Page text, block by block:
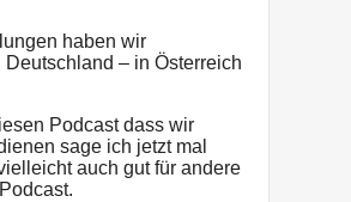
haben wir
– in Österreich
Podcast dass wir
sage ich jetzt mal
auch gut für andere